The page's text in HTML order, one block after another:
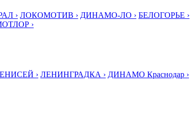
› ЛОКОМОТИВ › ДИНАМО-ЛО › БЕЛОГОРЬЕ ›
›
ЕНИСЕЙ › ЛЕНИНГРАДКА › ДИНАМО Краснодар ›